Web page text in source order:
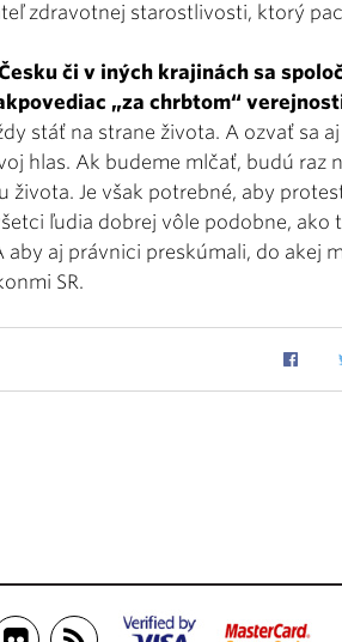
zdravotnej starostlivosti, ktorý
či v iných krajinách sa
„za chrbtom“
stáť na strane života. A ozvať sa
hlas. Ak budeme mlčať, budú raz
života. Je však potrebné, aby
ľudia dobrej vôle podobne, ako
aby aj právnici preskúmali, do akej
SR.